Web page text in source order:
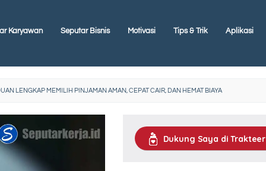
Karyawan Seputar Bisnis Motivasi Tips & Trik Aplikasi
LENGKAP MEMILIH PINJAMAN AMAN, CEPAT CAIR, DAN HEMAT BIAYA
Dukung Saya di Trakteer